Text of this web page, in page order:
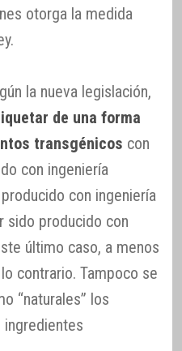
otorga la medida
la nueva legislación,
de una forma
transgénicos con
con ingeniería
con ingeniería
sido producido con
último caso, a menos
contrario. Tampoco se
“naturales” los
ingredientes